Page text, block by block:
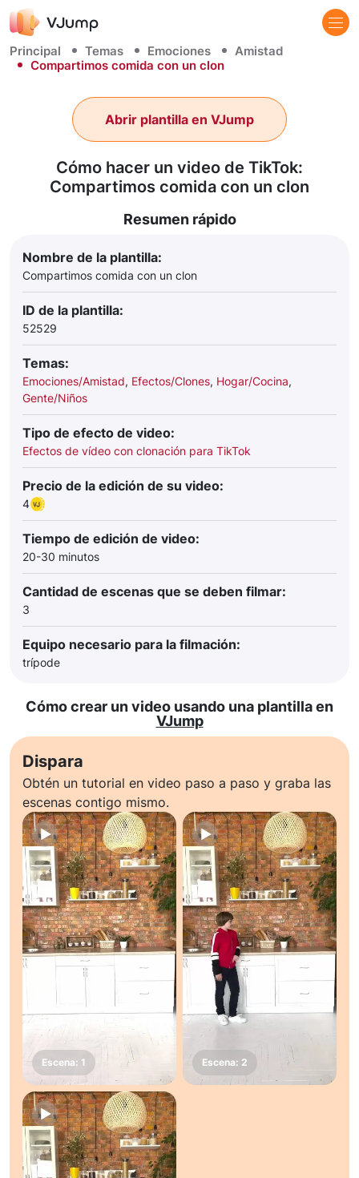
Principal Temas Emociones
Amistad
Compartimos comida con un clon
Cómo hacer un video de TikTok:
Compartimos comida con un clon
Abrir plantilla en VJump
Resumen rápido
Nombre de la plantilla:
Compartimos comida con un clon
ID de la plantilla:
52529
Temas:
Emociones/Amistad, Efectos/Clones, Hogar/Cocina,
Gente/Niños
Tipo de efecto de video:
Efectos de vídeo con clonación para TikTok
Precio de la edición de su video:
4
Tiempo de edición de video:
20-30 minutos
Cantidad de escenas que se deben filmar:
3
Equipo necesario para la filmación:
trípode
Cómo crear un video usando una plantilla en
VJump
Dispara
Obtén un tutorial en video paso a paso y graba las
escenas contigo mismo.